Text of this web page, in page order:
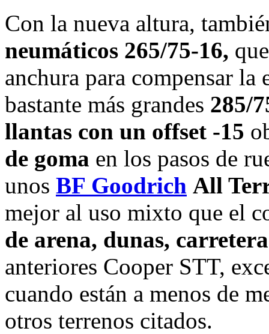
Con la nueva altura,
neumáticos 265/75-16,
anchura para compensar
bastante más grandes 285/
llantas con un offset -15
de goma en los pasos de
unos BF Goodrich All
mejor al uso mixto que el
de arena, dunas,
anteriores Cooper STT,
cuando están a menos de
otros terrenos citados.